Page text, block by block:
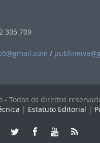
305 709
/
- Todos os direitos
| Estatuto Editorial |